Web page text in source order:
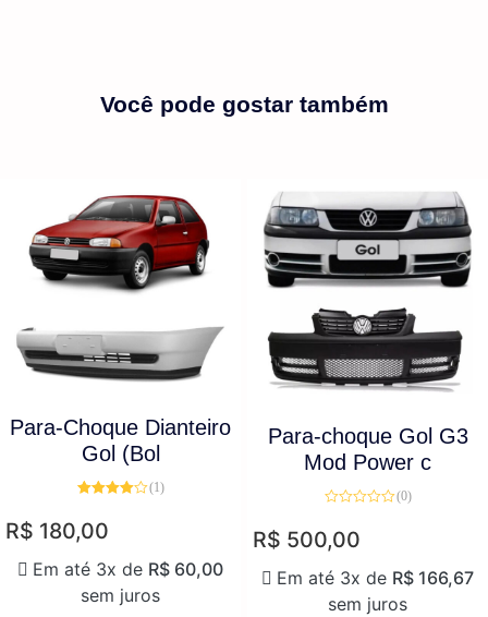
Você pode gostar também
Para-Choque Dianteiro
Gol (Bol
4.00
(1)
R$ 180,00
Em até 3x de R$ 60,00
sem juros
Para-choque Gol G3
Mod Power c
de
5
(0)
R$ 500,00
Em até 3x de R$ 166,67
sem juros